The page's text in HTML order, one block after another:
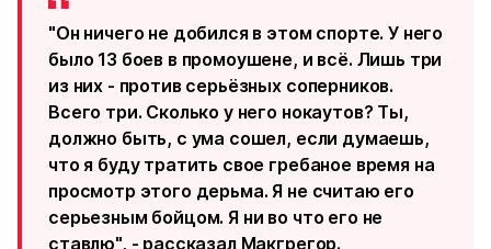
"Он ничего не добился в этом спорте. У него
было 13 боев в промоушене, и всё. Лишь три
из них - против серьёзных соперников.
Всего три. Сколько у него нокаутов? Ты,
должно быть, с ума сошел, если думаешь,
что я буду тратить свое гребаное время на
просмотр этого дерьма. Я не считаю его
серьезным бойцом. Я ни во что его не
ставлю", - рассказал Макгрегор.